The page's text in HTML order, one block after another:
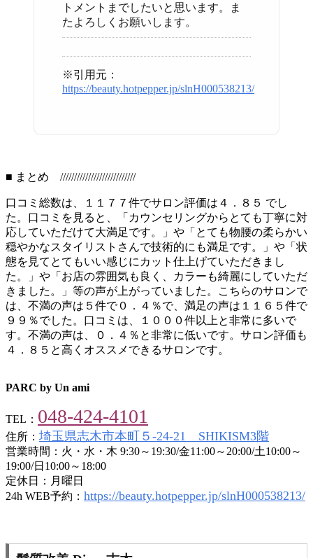
トメントまでしたいと思います。ま
たよろしくお願いします。
※引用元：
https://beauty.hotpepper.jp/slnH000538213/
■ まとめ ///////////////////////////
口コミ総数は、１１７７件でサロン評価は４．８５ でし
た。口コミを見ると、「カウンセリングからとても丁寧に対
応していただけて大満足です。」や「とても物腰の柔らかい
穏やかなスタイリストさんで技術的にも満足です。」や「状
態を見てとてもいい感じにカット仕上げていただきまし
た。」や「お店の雰囲気も良く、カラーも綺麗にしていただ
きました。」等の声が上がっていました。こちらのサロンで
は、不満の声は５件で０．４％で、満足の声は１１６５件で
９９％でした。口コミは、１０００件以上と非常に多いで
す。不満の声は、０．４％と非常に低いです。サロン評価も
４．８５と高くオススメできるサロンです。
PARC by Un ami
TEL： 048-424-4101
住所： 埼玉県志木市本町５‐24‐21 SHIKISM3階
営業時間：火・水・木 9:30～19:30/金11:00～20:00/土10:00～
19:00/日10:00～18:00
定休日：月曜日
24h WEB予約： https://beauty.hotpepper.jp/slnH000538213/